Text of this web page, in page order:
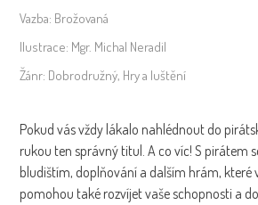
Vazba: Brožovaná
Ilustrace: Mgr. Michal Neradil
Žánr: Dobrodružný, Hry a luštění
Pokud vás vždy lákalo nahlédnout do
rukou ten správný titul. A co víc! S pirátem
bludištím, doplňování a dalším hrám, které
pomohou také rozvíjet vaše schopnosti a